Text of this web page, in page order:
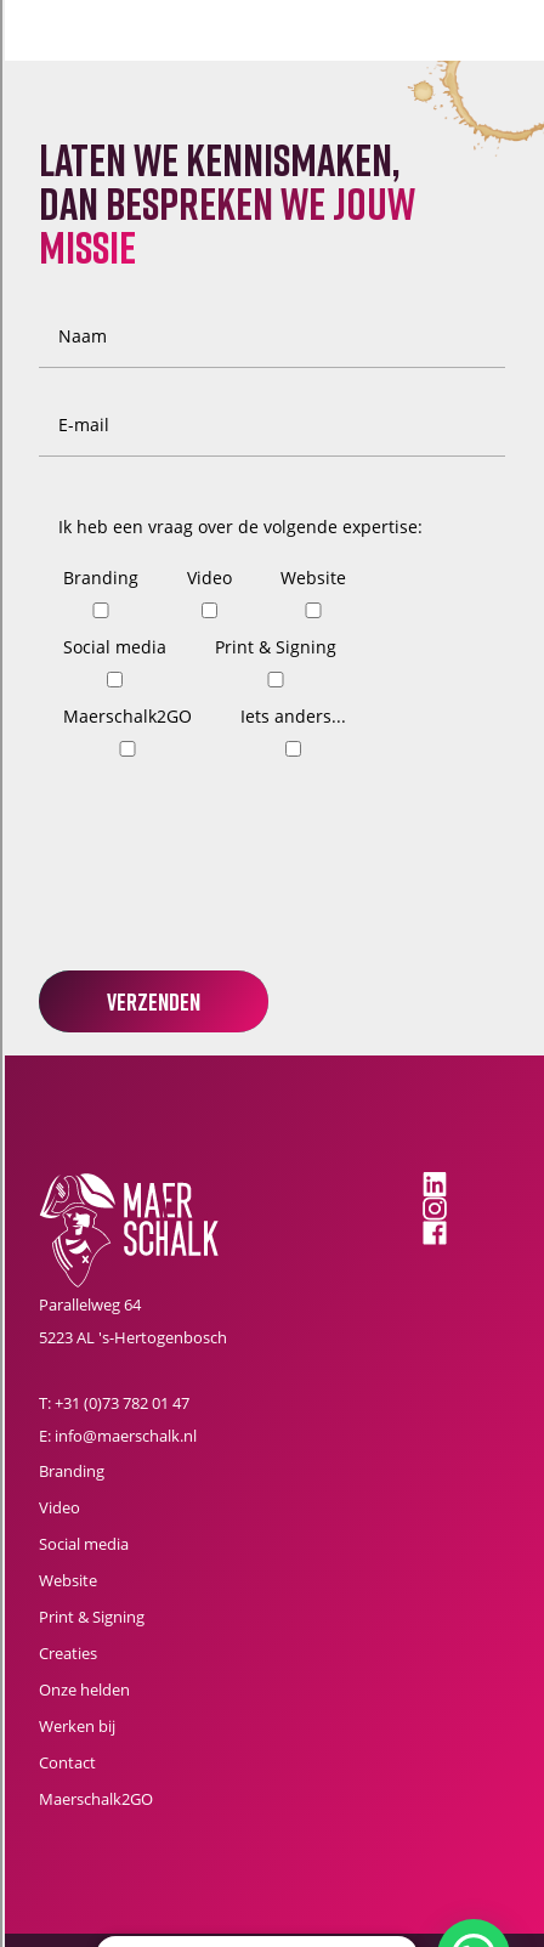
Laten we kennismaken,
dan bespreken we jouw
missie
Naam
E-mail
Ik heb een vraag over de volgende expertise:
Branding Video Website
Social media Print & Signing
Maerschalk2GO Iets anders...
Verzenden
Parallelweg 64
5223 AL 's-Hertogenbosch
T:+31 (0)73 782 01 47
E: info@maerschalk.nl
Branding
Video
Social media
Website
Print & Signing
Creaties
Onze helden
Werken bij
Contact
Maerschalk2GO